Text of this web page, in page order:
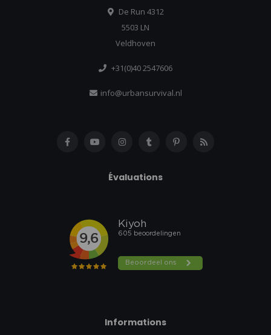
De Run 4312
5503 LN
Veldhoven
+31(0)40 2547606
info@urbansurvival.nl
Évaluations
Informations